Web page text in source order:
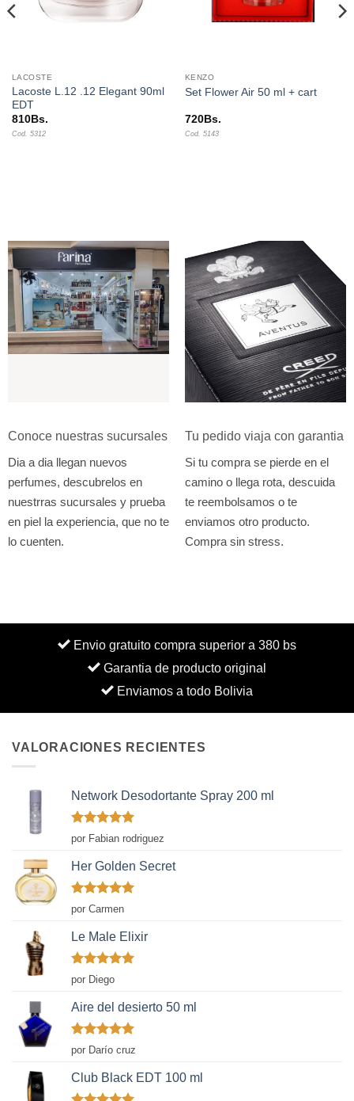
LACOSTE
Lacoste L.12 .12 Elegant 90ml
EDT
810Bs.
Cod. 5312
KENZO
Set Flower Air 50 ml + cart
720Bs.
Cod. 5143
Conoce nuestras sucursales
Dia a dia llegan nuevos
perfumes, descubrelos en
nuestrras sucursales y prueba
en piel la experiencia, que no te
lo cuenten.
Tu pedido viaja con garantia
Si tu compra se pierde en el
camino o llega rota, descuida
te reembolsamos o te
enviamos otro producto.
Compra sin stress.
Envio gratuito compra superior a 380 bs
Garantia de producto original
Enviamos a todo Bolivia
VALORACIONES RECIENTES
Network Desodortante Spray 200 ml
Valorado
con
por Fabian rodriguez
Her Golden Secret
Valorado
con
por Carmen
Le Male Elixir
Valorado
con
de 5
por Diego
Aire del desierto 50 ml
Valorado
con
por Darío cruz
Club Black EDT 100 ml